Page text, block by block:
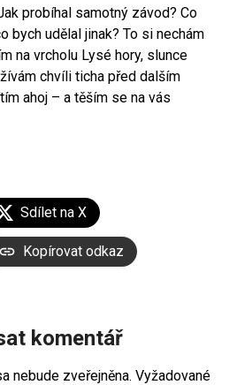
probíhal samotný závod? Co
bych udělal jinak? To si nechám
na vrcholu Lysé hory, slunce
chvíli ticha před dalším
ahoj – a těším se na vás
Sdílet na X
Kopírovat odkaz
komentář
nebude zveřejněna. Vyžadované